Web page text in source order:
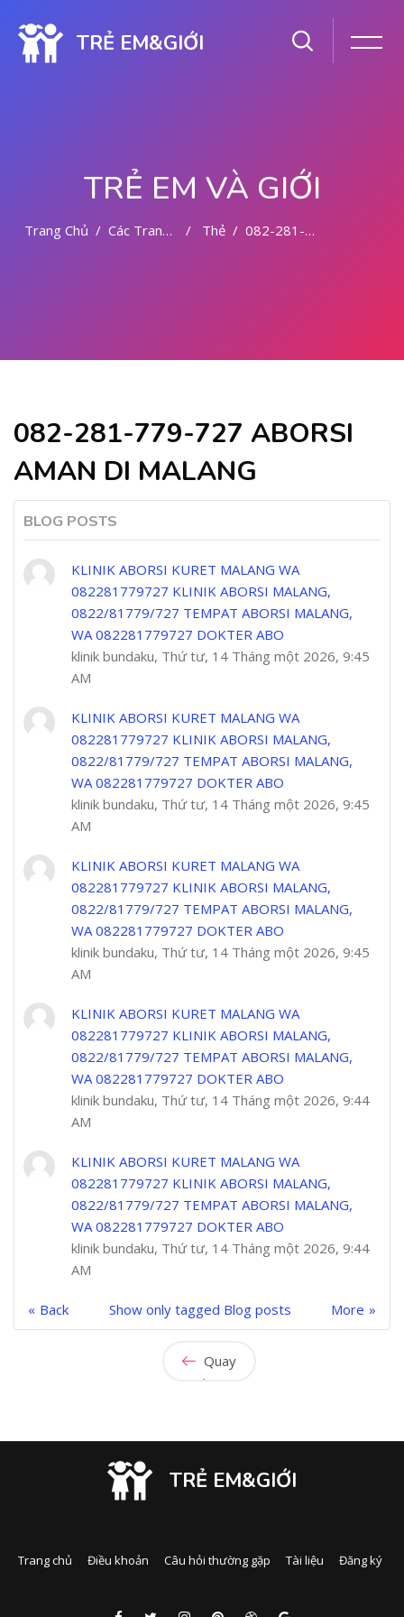
TRẺ EM&GIỚI
TRẺ EM VÀ GIỚI
Trang Chủ Các Trang Của Hệ Thống Thẻ 082-281-779-727 ABORSI AMAN DI MALANG
082-281-779-727 ABORSI
AMAN DI MALANG
BLOG POSTS
KLINIK ABORSI KURET MALANG WA
082281779727 KLINIK ABORSI MALANG,
0822/81779/727 TEMPAT ABORSI MALANG,
WA 082281779727 DOKTER ABO
klinik bundaku, Thứ tư, 14 Tháng một 2026, 9:45
AM
KLINIK ABORSI KURET MALANG WA
082281779727 KLINIK ABORSI MALANG,
0822/81779/727 TEMPAT ABORSI MALANG,
WA 082281779727 DOKTER ABO
klinik bundaku, Thứ tư, 14 Tháng một 2026, 9:45
AM
KLINIK ABORSI KURET MALANG WA
082281779727 KLINIK ABORSI MALANG,
0822/81779/727 TEMPAT ABORSI MALANG,
WA 082281779727 DOKTER ABO
klinik bundaku, Thứ tư, 14 Tháng một 2026, 9:45
AM
KLINIK ABORSI KURET MALANG WA
082281779727 KLINIK ABORSI MALANG,
0822/81779/727 TEMPAT ABORSI MALANG,
WA 082281779727 DOKTER ABO
klinik bundaku, Thứ tư, 14 Tháng một 2026, 9:44
AM
KLINIK ABORSI KURET MALANG WA
082281779727 KLINIK ABORSI MALANG,
0822/81779/727 TEMPAT ABORSI MALANG,
WA 082281779727 DOKTER ABO
klinik bundaku, Thứ tư, 14 Tháng một 2026, 9:44
AM
Back More
Show only tagged Blog posts
Quay
lại
TRẺ EM&GIỚI
Trang chủ Điều khoản Câu hỏi thường gặp Tài liệu Đăng ký